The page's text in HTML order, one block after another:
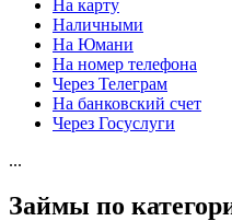
На карту
Наличными
На Юмани
На номер телефона
Через Телеграм
На банковский счет
Через Госуслуги
...
Займы по